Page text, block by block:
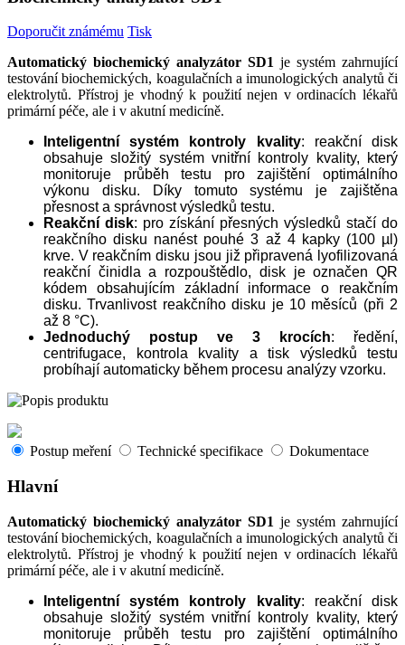
Doporučit známému Tisk
Automatický biochemický analyzátor SD1 je systém zahrnující
testování biochemických, koagulačních a imunologických analytů či
elektrolytů. Přístroj je vhodný k použití nejen v ordinacích lékařů
primární péče, ale i v akutní medicíně.
Inteligentní systém kontroly kvality: reakční disk
obsahuje složitý systém vnitřní kontroly kvality, který
monitoruje průběh testu pro zajištění optimálního
výkonu disku. Díky tomuto systému je zajištěna
přesnost a správnost výsledků testu.
Reakční disk: pro získání přesných výsledků stačí do
reakčního disku nanést pouhé 3 až 4 kapky (100 µl)
krve. V reakčním disku jsou již připravená lyofilizovaná
reakční činidla a rozpouštědlo, disk je označen QR
kódem obsahujícím základní informace o reakčním
disku. Trvanlivost reakčního disku je 10 měsíců (při 2
až 8 °C).
Jednoduchý postup ve 3 krocích: ředění,
centrifugace, kontrola kvality a tisk výsledků testu
probíhají automaticky během procesu analýzy vzorku.
Postup meření Technické specifikace Dokumentace
Hlavní
Automatický biochemický analyzátor SD1 je systém zahrnující
testování biochemických, koagulačních a imunologických analytů či
elektrolytů. Přístroj je vhodný k použití nejen v ordinacích lékařů
primární péče, ale i v akutní medicíně.
Inteligentní systém kontroly kvality: reakční disk
obsahuje složitý systém vnitřní kontroly kvality, který
monitoruje průběh testu pro zajištění optimálního